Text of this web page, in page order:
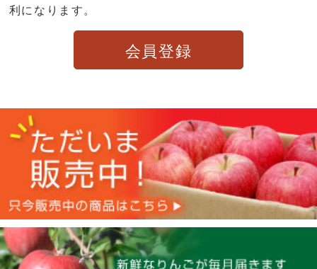
利になります。
会員登録